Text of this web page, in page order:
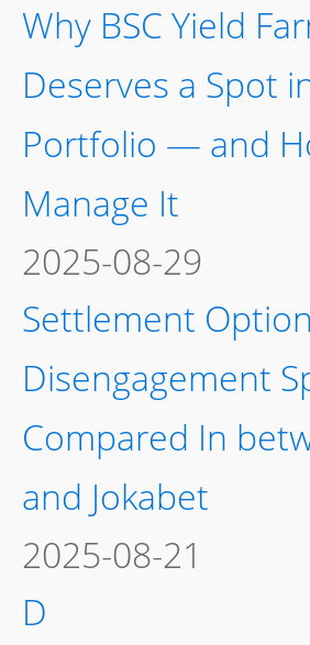
Why BSC Yield
Deserves a Spot
Portfolio — and
Manage It
2025-08-29
Settlement
Disengagement
Compared In
and Jokabet
2025-08-21
D